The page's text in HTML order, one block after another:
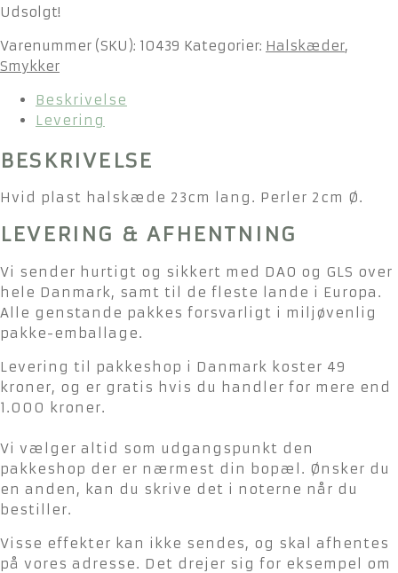
Udsolgt!
Varenummer (SKU): 10439 Kategorier: Halskæder,
Smykker
Beskrivelse
Levering
BESKRIVELSE
Hvid plast halskæde 23cm lang. Perler 2cm Ø.
LEVERING & AFHENTNING
Vi sender hurtigt og sikkert med DAO og GLS over
hele Danmark, samt til de fleste lande i Europa.
Alle genstande pakkes forsvarligt i miljøvenlig
pakke-emballage.
Levering til pakkeshop i Danmark koster 49
kroner, og er gratis hvis du handler for mere end
1.000 kroner.
Vi vælger altid som udgangspunkt den
pakkeshop der er nærmest din bopæl. Ønsker du
en anden, kan du skrive det i noterne når du
bestiller.
Visse effekter kan ikke sendes, og skal afhentes
på vores adresse. Det drejer sig for eksempel om